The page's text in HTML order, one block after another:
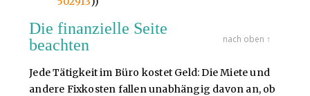
Die finanzielle Seite
beachten
nach oben ↑
Jede Tätigkeit im Büro kostet Geld: Die Miete und
andere Fixkosten fallen unabhängig davon an, ob